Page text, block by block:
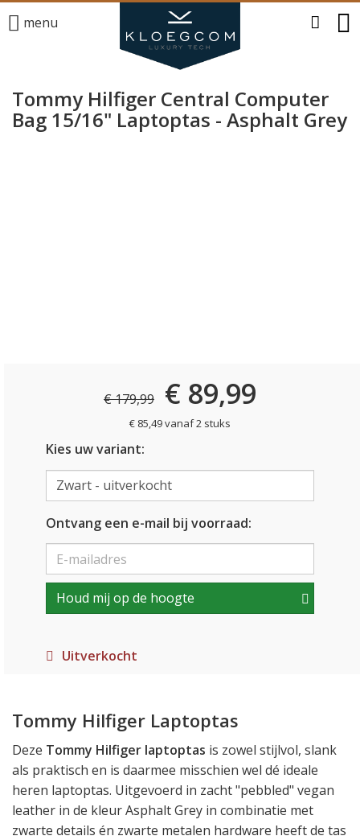
menu
Tommy Hilfiger Central Computer
Bag 15/16" Laptoptas - Asphalt Grey
€ 179,99 € 89,99
€ 85,49 vanaf 2 stuks
Kies uw variant:
Ontvang een e-mail bij voorraad:
Houd mij op de hoogte
Uitverkocht
Tommy Hilfiger Laptoptas
Deze Tommy Hilfiger laptoptas is zowel stijlvol, slank
als praktisch en is daarmee misschien wel dé ideale
heren laptoptas. Uitgevoerd in zacht "pebbled" vegan
leather in de kleur Asphalt Grey in combinatie met
zwarte details én zwarte metalen hardware heeft de tas